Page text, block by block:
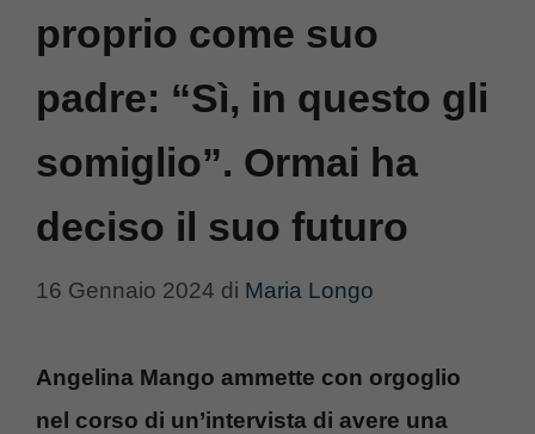
proprio come suo
padre: “Sì, in questo gli
somiglio”. Ormai ha
deciso il suo futuro
16 Gennaio 2024 di Maria Longo
Angelina Mango ammette con orgoglio
nel corso di un’intervista di avere una